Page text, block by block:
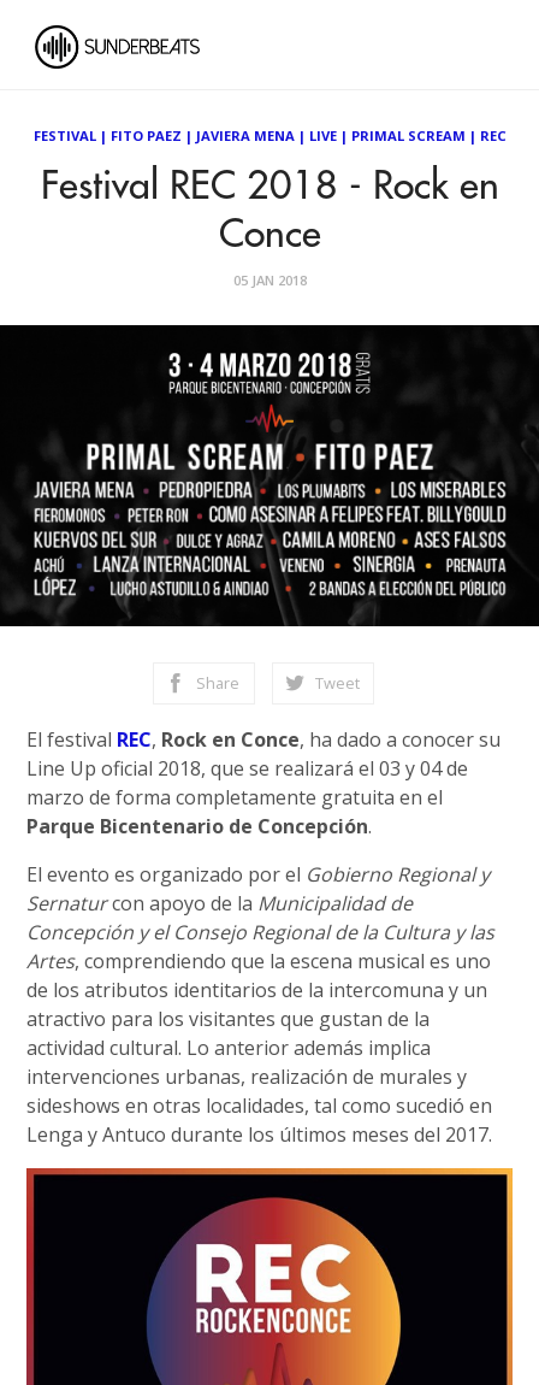
FESTIVAL| FITO PAEZ | JAVIERA MENA| LIVE| PRIMAL SCREAM | REC
Festival REC 2018 - Rock en
Conce
05 JAN 2018
Share Tweet
El festival REC, Rock en Conce, ha dado a conocer su
Line Up oficial 2018, que se realizará el 03 y 04 de
marzo de forma completamente gratuita en el
Parque Bicentenario de Concepción.
El evento es organizado por el Gobierno Regional y
Sernaturcon apoyo de la Municipalidad de
Concepción y el Consejo Regional de la Cultura y las
Artes, comprendiendo que la escena musical es uno
de los atributos identitarios de la intercomuna y un
atractivo para los visitantes que gustan de la
actividad cultural. Lo anterior además implica
intervenciones urbanas, realización de murales y
sideshows en otras localidades, tal como sucedió en
Lenga y Antuco durante los últimos meses del 2017.